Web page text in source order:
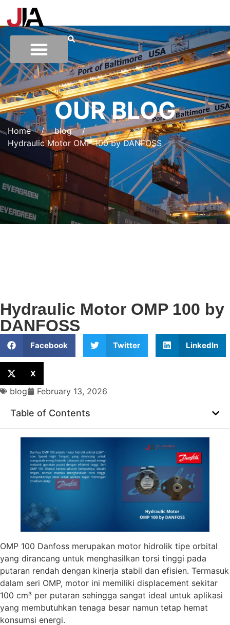
OUR BLOG
Home / blog
/
Hydraulic Motor OMP 100 by DANFOSS
Hydraulic Motor OMP 100 by
DANFOSS
Facebook Twitter LinkedIn
X
blog February 13, 2026
Table of Contents
OMP 100 Danfoss merupakan motor hidrolik tipe orbital
yang dirancang untuk menghasilkan torsi tinggi pada
putaran rendah dengan kinerja stabil dan efisien. Termasuk
dalam seri OMP, motor ini memiliki displacement sekitar
100 cm³ per putaran sehingga sangat ideal untuk aplikasi
yang membutuhkan tenaga besar namun tetap hemat
konsumsi energi.